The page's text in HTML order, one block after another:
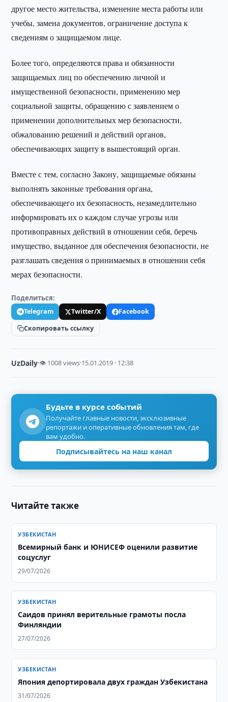
другое место жительства, изменение места работы или
учебы, замена документов, ограничение доступа к
сведениям о защищаемом лице.
Более того, определяются права и обязанности
защищаемых лиц по обеспечению личной и
имущественной безопасности, применению мер
социальной защиты, обращению с заявлением о
применении дополнительных мер безопасности,
обжалованию решений и действий органов,
обеспечивающих защиту в вышестоящий орган.
Вместе с тем, согласно Закону, защищаемые обязаны
выполнять законные требования органа,
обеспечивающего их безопасность, незамедлительно
информировать их о каждом случае угрозы или
противоправных действий в отношении себя, беречь
имущество, выданное для обеспечения безопасности, не
разглашать сведения о принимаемых в отношении себя
мерах безопасности.
Поделиться:
Telegram Twitter/X
Facebook
Скопировать ссылку
UzDaily·👁 1008 views·15.01.2019 · 12:38
Будьте в курсе событий
Получайте главные новости, эксклюзивные
репортажи и оперативные обновления там, где
вам удобно.
Подписывайтесь на наш канал
Читайте также
УЗБЕКИСТАН
Всемирный банк и ЮНИСЕФ оценили развитие
соцуслуг
29/07/2026
УЗБЕКИСТАН
Саидов принял верительные грамоты посла
Финляндии
27/07/2026
УЗБЕКИСТАН
Япония депортировала двух граждан Узбекистана
31/07/2026